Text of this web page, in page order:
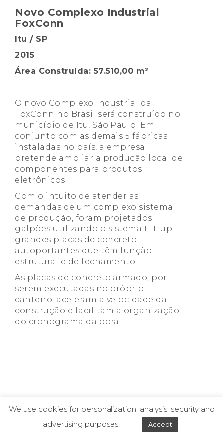
Novo Complexo Industrial
FoxConn
Itu / SP
2015
Área Construída: 57.510,00 m²
O novo Complexo Industrial da
FoxConn no Brasil será construído no
município de Itu, São Paulo. Em
conjunto com as demais 5 fábricas
instaladas no país, a empresa
pretende ampliar a produção local de
componentes para produtos
eletrônicos.
Com o intuito de atender as
demandas de um complexo sistema
de produção, foram projetados
galpões utilizando o sistema tilt-up:
grandes placas de concreto
autoportantes que têm função
estrutural e de fechamento.
As placas de concreto armado, por
serem executadas no próprio
canteiro, aceleram a velocidade da
construção e facilitam a organização
do cronograma da obra.
We use cookies for personalization, analysis, security and
advertising purposes.
Accept